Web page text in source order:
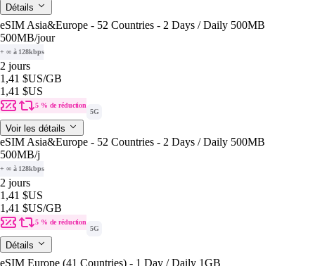
Détails
eSIM Asia&Europe - 52 Countries - 2 Days / Daily 500MB
500MB/jour
+ ∞ à 128kbps
2 jours
1,41 $US/GB
1,41 $US
5 % de réduction
5G
Voir les détails
eSIM Asia&Europe - 52 Countries - 2 Days / Daily 500MB
500MB/j
+ ∞ à 128kbps
2 jours
1,41 $US
1,41 $US/GB
5 % de réduction
5G
Détails
eSIM Europe (41 Countries) - 1 Day / Daily 1GB